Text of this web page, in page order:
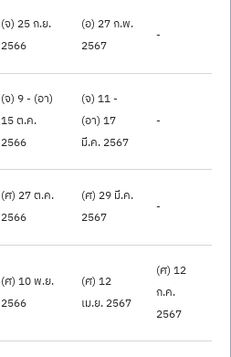
(จ) 25 ก.ย.
2566
(อ) 27 ก.พ.
2567
-
(จ) 9 - (อา)
15 ต.ค.
2566
(จ) 11 -
(อา) 17
มี.ค. 2567
-
(ศ) 27 ต.ค.
2566
(ศ) 29 มี.ค.
2567
-
(ศ) 10 พ.ย.
2566
(ศ) 12
เม.ย. 2567
(ศ) 12
ก.ค.
2567